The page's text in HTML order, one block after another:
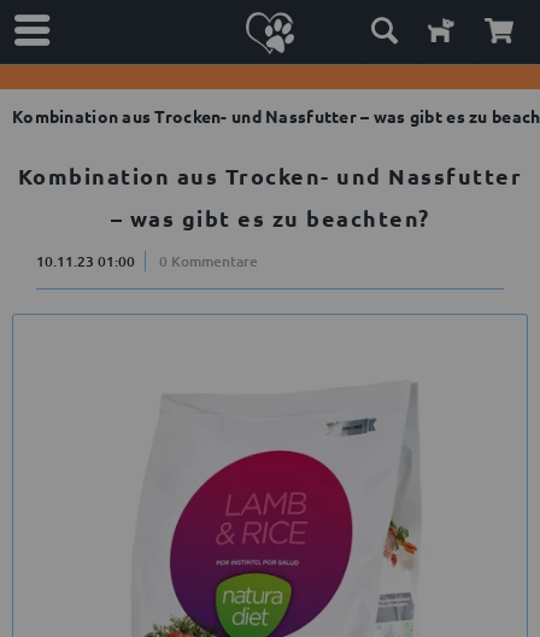
Kombination aus Trocken- und Nassfutter – was gibt es zu
Kombination aus Trocken- und Nassfutter
– was gibt es zu beachten?
10.11.23 01:00 0 Kommentare